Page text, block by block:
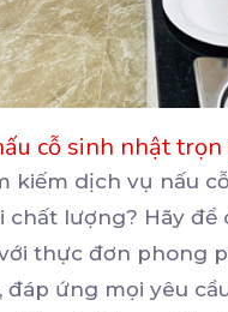
cỗ sinh nhật trọn
kiếm dịch vụ nấu
chất lượng? Hãy để
thực đơn phong
đáp ứng mọi yêu